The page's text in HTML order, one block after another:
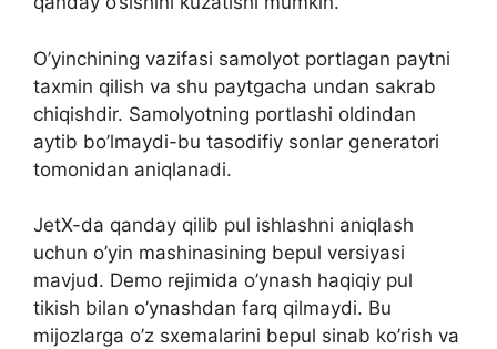
O’yinchining vazifasi samolyot portlagan paytni
taxmin qilish va shu paytgacha undan sakrab
chiqishdir. Samolyotning portlashi oldindan
aytib bo’lmaydi-bu tasodifiy sonlar generatori
tomonidan aniqlanadi.
JetX-da qanday qilib pul ishlashni aniqlash
uchun o’yin mashinasining bepul versiyasi
mavjud. Demo rejimida o’ynash haqiqiy pul
tikish bilan o’ynashdan farq qilmaydi. Bu
mijozlarga o’z sxemalarini bepul sinab ko’rish va